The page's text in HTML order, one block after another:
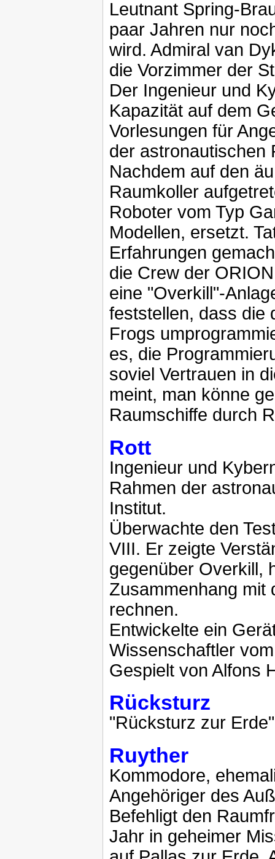
Leutnant Spring-
paar Jahren nur
wird. Admiral van
die Vorzimmer der
Der Ingenieur und
Kapazität auf dem
Vorlesungen für
der astronautischen
Nachdem auf den
Raumkoller
Roboter vom Typ
Modellen, ersetzt.
Erfahrungen
die Crew der
eine "Overkill"-
feststellen, dass die
Frogs
es, die
soviel Vertrauen in
meint, man könne
Raumschiffe durch
Rott
Ingenieur und
Rahmen der
Institut.
Überwachte den
VIII. Er zeigte
gegenüber Overkill,
Zusammenhang mit
rechnen.
Entwickelte ein
Wissenschaftler
Gespielt von Alfons
Rücksturz
"Rücksturz zur
Ruyther
Kommodore,
Angehöriger des
Befehligt den
Jahr in geheimer